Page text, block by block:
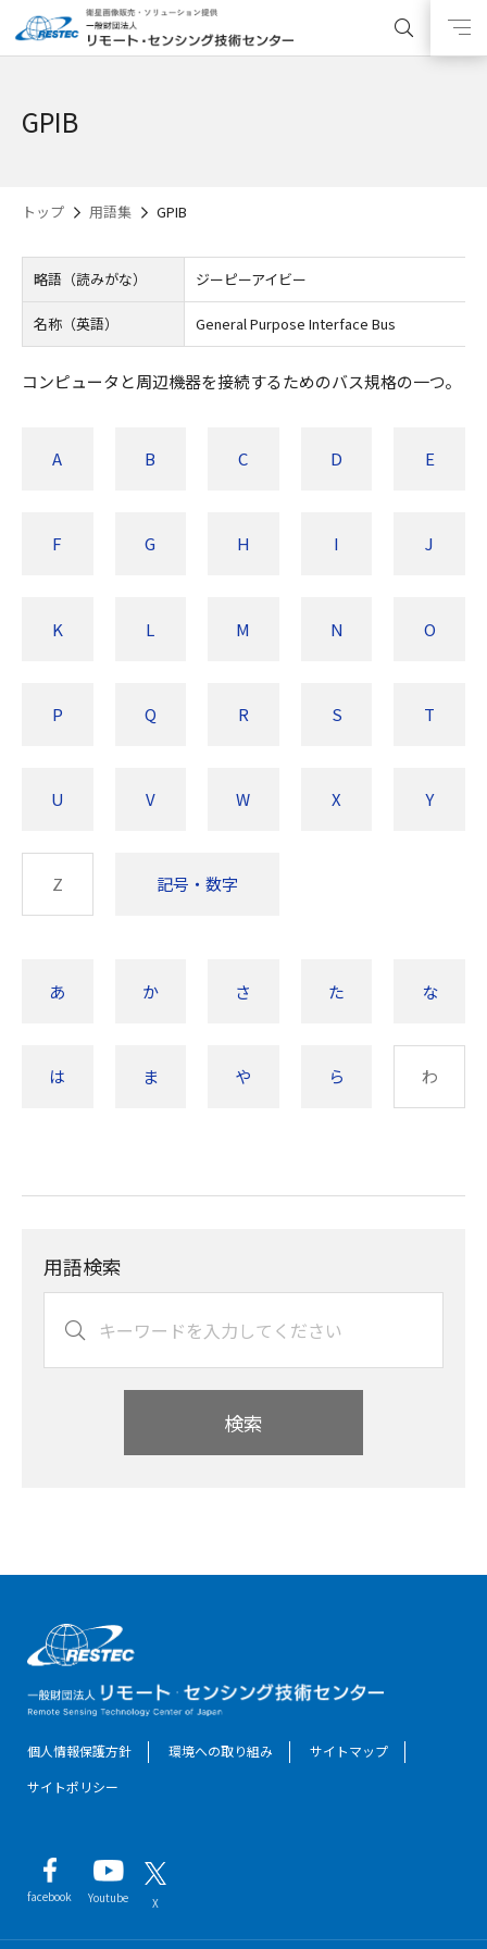
GPIB
トップ 用語集 GPIB
略語（読みがな） ジーピーアイビー
名称（英語） General Purpose Interface Bus
コンピュータと周辺機器を接続するためのバス規格の一つ。
A B C D E
F G H I J
K L M N O
P Q R S T
U V W X Y
Z 記号・数字
あ か さ た な
は ま や ら わ
用語検索
検索
個人情報保護方針 環境への取り組み
サイトマップ
サイトポリシー
facebook Youtube X